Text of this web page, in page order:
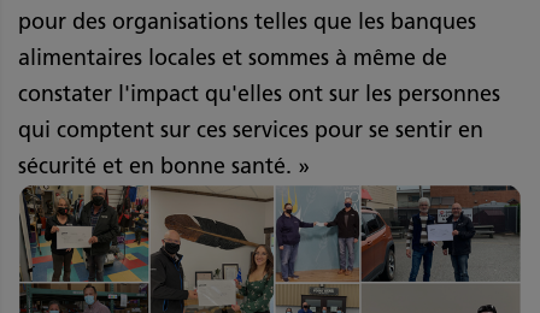
pour des organisations telles que les banques
alimentaires locales et sommes à même de
constater l'impact qu'elles ont sur les personnes
qui comptent sur ces services pour se sentir en
sécurité et en bonne santé. »